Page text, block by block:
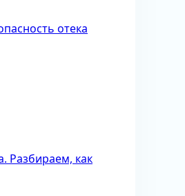
отека
Разбираем, как